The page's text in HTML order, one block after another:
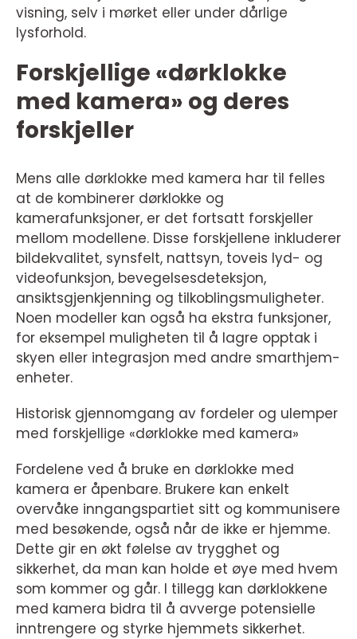
visning, selv i mørket eller under dårlige
lysforhold.
Forskjellige «dørklokke
med kamera» og deres
forskjeller
Mens alle dørklokke med kamera har til felles
at de kombinerer dørklokke og
kamerafunksjoner, er det fortsatt forskjeller
mellom modellene. Disse forskjellene inkluderer
bildekvalitet, synsfelt, nattsyn, toveis lyd- og
videofunksjon, bevegelsesdeteksjon,
ansiktsgjenkjenning og tilkoblingsmuligheter.
Noen modeller kan også ha ekstra funksjoner,
for eksempel muligheten til å lagre opptak i
skyen eller integrasjon med andre smarthjem-
enheter.
Historisk gjennomgang av fordeler og ulemper
med forskjellige «dørklokke med kamera»
Fordelene ved å bruke en dørklokke med
kamera er åpenbare. Brukere kan enkelt
overvåke inngangspartiet sitt og kommunisere
med besøkende, også når de ikke er hjemme.
Dette gir en økt følelse av trygghet og
sikkerhet, da man kan holde et øye med hvem
som kommer og går. I tillegg kan dørklokkene
med kamera bidra til å avverge potensielle
inntrengere og styrke hjemmets sikkerhet.